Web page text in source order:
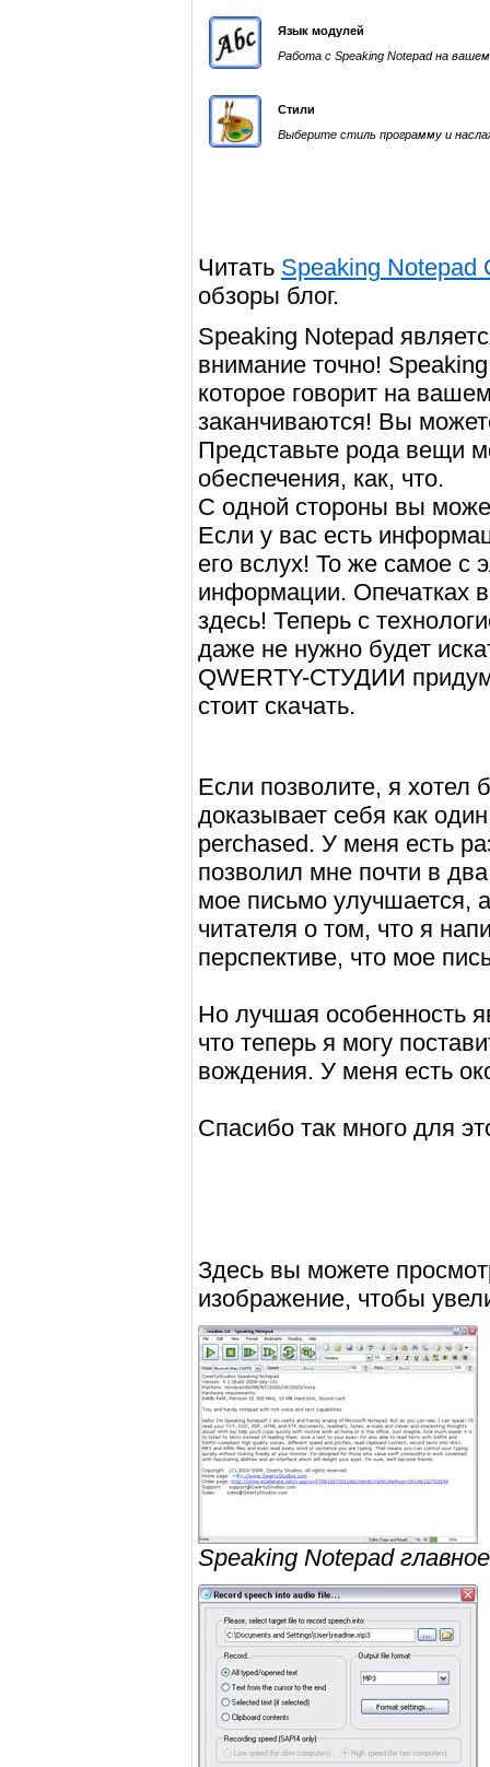
Язык модулей
Работа с Speaking Notepad на
Стили
Выберите стиль программу и
Читать Speaking Notepad
обзоры блог.
Speaking Notepad
внимание точно!
которое говорит на
заканчиваются! Вы
Представьте рода вещи
обеспечения, как, что.
С одной стороны вы
Если у вас есть
его вслух! То же самое с
информации. Опечатках
здесь! Теперь с
даже не нужно будет
QWERTY-СТУДИИ
стоит скачать.
Если позволите, я хотел
доказывает себя как
perchased. У меня есть
позволил мне почти в
мое письмо улучшается,
читателя о том, что я
перспективе, что мое
Но лучшая особенность
что теперь я могу
вождения. У меня есть
Спасибо так много для
Здесь вы можете
изображение, чтобы
Speaking Notepad